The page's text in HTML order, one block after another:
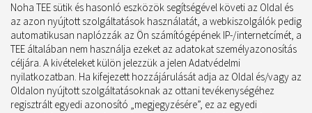
Noha TEE sütik és hasonló eszközök segítségével követi az Oldal és
az azon nyújtott szolgáltatások használatát, a webkiszolgálók pedig
automatikusan naplózzák az Ön számítógépének IP-/internetcímét, a
TEE általában nem használja ezeket az adatokat személyazonosítás
céljára. A kivételeket külön jelezzük a jelen Adatvédelmi
nyilatkozatban. Ha kifejezett hozzájárulását adja az Oldal és/vagy az
Oldalon nyújtott szolgáltatásoknak az ottani tevékenységéhez
regisztrált egyedi azonosító „megjegyzésére”, ez az egyedi